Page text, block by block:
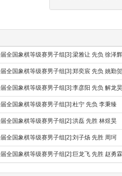
全国象棋等级赛男子组[3]:梁雅让 先负 徐泽辉
全国象棋等级赛男子组[3]:郑奕宸 先负 姚勤贺
全国象棋等级赛男子组[3]:李彦阳 先负 解龙昊
全国象棋等级赛男子组[3]:杜宁 先负 李秉臻
全国象棋等级赛男子组[2]:洪磊 先胜 林煜昊
全国象棋等级赛男子组[2]:刘子炀 先胜 周珂
全国象棋等级赛男子组[2]:巨龙飞 先胜 赵勇霖